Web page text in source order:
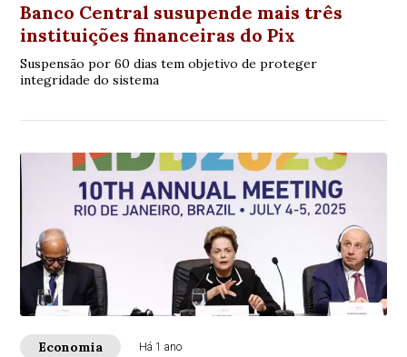
Banco Central susupende mais três
instituições financeiras do Pix
Suspensão por 60 dias tem objetivo de proteger
integridade do sistema
Economia Há 1 ano